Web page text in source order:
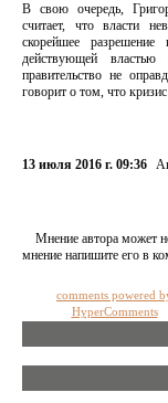
В свою очередь,
считает, что власти
скорейшее
действующей
правительство не
говорит о том, что
13 июля 2016 г. 09:36
Мнение автора может
мнение напишите его в
comments powered
HyperComments